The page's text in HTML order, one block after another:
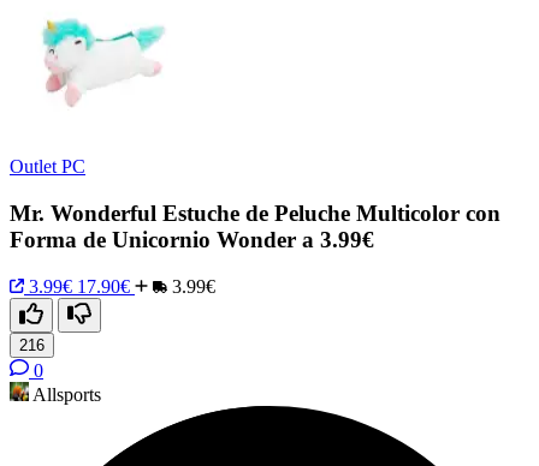
Outlet PC
Mr. Wonderful Estuche de Peluche Multicolor con
Forma de Unicornio Wonder a 3.99€
3.99€ 17.90€ 3.99€
216
0
Allsports